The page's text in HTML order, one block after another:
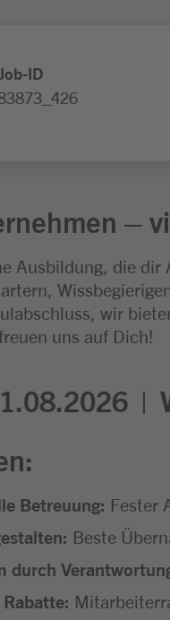
ID
–
Ausbildung, die
wir
uns auf Dich!
|
Betreuung: Fester
Beste
durch